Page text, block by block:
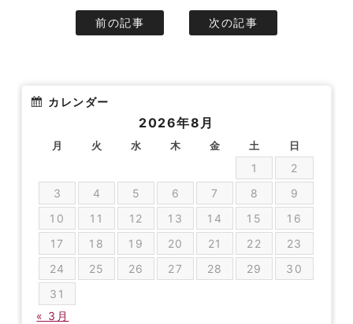
前の記事 次の記事
カレンダー
2026年8月
月 火 水 木 金 土 日
1
2
3
4 5 6 7 8
9
10
11 12 13 14 15
16
17
18 19 20 21 22
23
24
25 26 27 28 29
30
31
« 3月